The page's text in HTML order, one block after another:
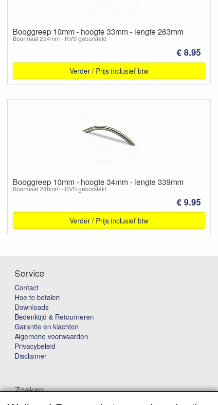
Booggreep 10mm - hoogte 33mm - lengte 263mm
Boormaat 224mm - RVS geborsteld
€ 8.95
Verder / Prijs inclusief btw
Booggreep 10mm - hoogte 34mm - lengte 339mm
Boormaat 288mm - RVS geborsteld
€ 9.95
Verder / Prijs inclusief btw
Service
Contact
Hoe te betalen
Downloads
Bedenktijd & Retourneren
Garantie en klachten
Algemene voorwaarden
Privacybeleid
Disclaimer
Zoeken